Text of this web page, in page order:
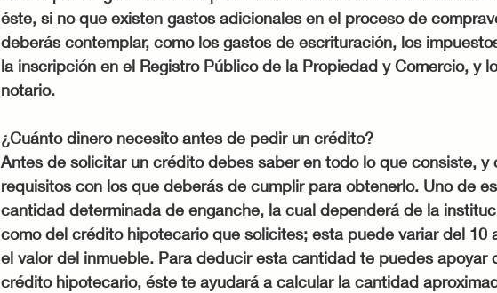
éste, si no que existen gastos adicionales en el proceso de
deberás contemplar, como los gastos de escrituración, los
la inscripción en el Registro Público de la Propiedad y Comercio, y
notario.
¿Cuánto dinero necesito antes de pedir un crédito?
Antes de solicitar un crédito debes saber en todo lo que consiste, y
requisitos con los que deberás de cumplir para obtenerlo. Uno de
cantidad determinada de enganche, la cual dependerá de la
como del crédito hipotecario que solicites; esta puede variar del 10
el valor del inmueble. Para deducir esta cantidad te puedes apoyar
crédito hipotecario, éste te ayudará a calcular la cantidad